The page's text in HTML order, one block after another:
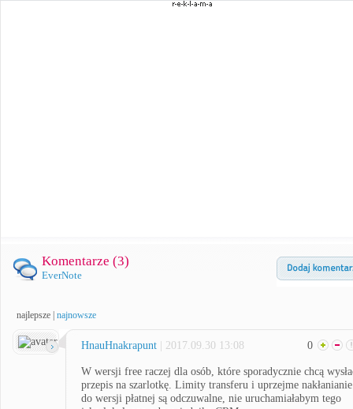
Komentarze (3)
EverNote
najlepsze najnowsze
HnauHnakrapunt | 2017.09.30 13:08 0
W wersji free raczej dla osób, które sporadycznie chcą
przepis na szarlotkę. Limity transferu i uprzejme nakłanianie
do wersji płatnej są odczuwalne, nie uruchamiałabym tego